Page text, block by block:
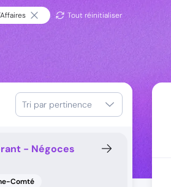
Tout réinitialiser
Tri par pertinence
- Négoces
Comté